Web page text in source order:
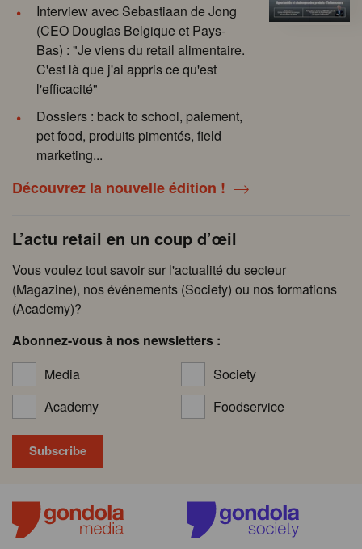
Interview avec Sebastiaan de Jong
(CEO Douglas Belgique et Pays-
Bas) : "Je viens du retail alimentaire.
C'est là que j'ai appris ce qu'est
l'efficacité"
Dossiers : back to school, paiement,
pet food, produits pimentés, field
marketing...
Découvrez la nouvelle édition !
L’actu retail en un coup d’œil
Vous voulez tout savoir sur l'actualité du secteur
(Magazine), nos événements (Society) ou nos formations
(Academy)?
Abonnez-vous à nos newsletters :
Media
Society
Academy
Foodservice